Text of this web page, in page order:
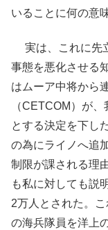
いることに何の意
実は、これに先
事態を悪化させる
はムーア中将から
（CETCOM）が
とする決定を下し
の為にライノへ追
制限が課される理
も私に対しても説
2万人とされた。
の海兵隊員を洋上